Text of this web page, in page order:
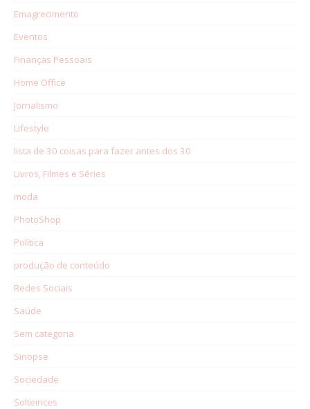
Emagrecimento
Eventos
Finanças Pessoais
Home Office
Jornalismo
Lifestyle
lista de 30 coisas para fazer antes dos 30
Livros, Filmes e Séries
moda
PhotoShop
Política
produção de conteúdo
Redes Sociais
Saúde
Sem categoria
Sinopse
Sociedade
Solteirices